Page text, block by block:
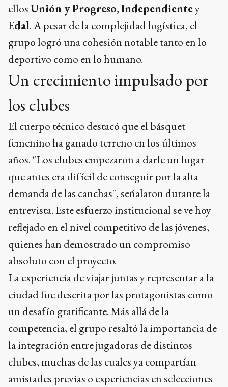
ellosUnión y Progreso,Independientey
Edal. A pesar de la complejidad logística, el
grupo logró una cohesión notable tanto en lo
deportivo como en lo humano.
Un crecimiento impulsado por
los clubes
El cuerpo técnico destacó que el básquet
femenino ha ganado terreno en los últimos
años. "Los clubes empezaron a darle un lugar
que antes era difícil de conseguir por la alta
demanda de las canchas", señalaron durante la
entrevista. Este esfuerzo institucional se ve hoy
reflejado en el nivel competitivo de las jóvenes,
quienes han demostrado un compromiso
absoluto con el proyecto.
La experiencia de viajar juntas y representar a la
ciudad fue descrita por las protagonistas como
un desafío gratificante. Más allá de la
competencia, el grupo resaltó la importancia de
la integración entre jugadoras de distintos
clubes, muchas de las cuales ya compartían
amistades previas o experiencias en selecciones